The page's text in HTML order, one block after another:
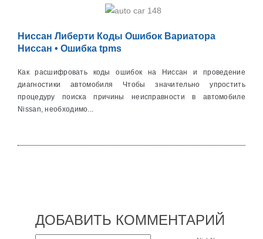
Ниссан Либерти Коды Ошибок Вариатора
Ниссан • Ошибка tpms
Как расшифровать коды ошибок на Ниссан и проведение
диагностики автомобиля Чтобы значительно упростить
процедуру поиска причины неисправности в автомобиле
Nissan, необходимо...
ДОБАВИТЬ КОММЕНТАРИЙ